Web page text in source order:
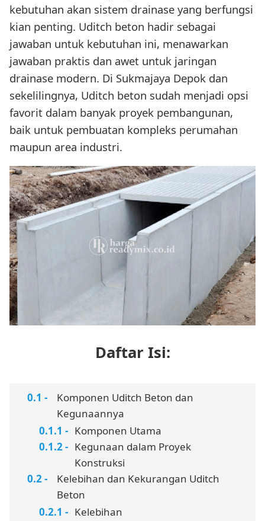
kebutuhan akan sistem drainase yang berfungsi
kian penting. Uditch beton hadir sebagai
jawaban untuk kebutuhan ini, menawarkan
jawaban praktis dan awet untuk jaringan
drainase modern. Di Sukmajaya Depok dan
sekelilingnya, Uditch beton sudah menjadi opsi
favorit dalam banyak proyek pembangunan,
baik untuk pembuatan kompleks perumahan
maupun area industri.
Daftar Isi:
Komponen Uditch Beton dan
Kegunaannya
Komponen Utama
Kegunaan dalam Proyek
Konstruksi
Kelebihan dan Kekurangan Uditch
Beton
Kelebihan